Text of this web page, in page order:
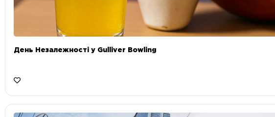
День Незалежності у Gulliver Bowling